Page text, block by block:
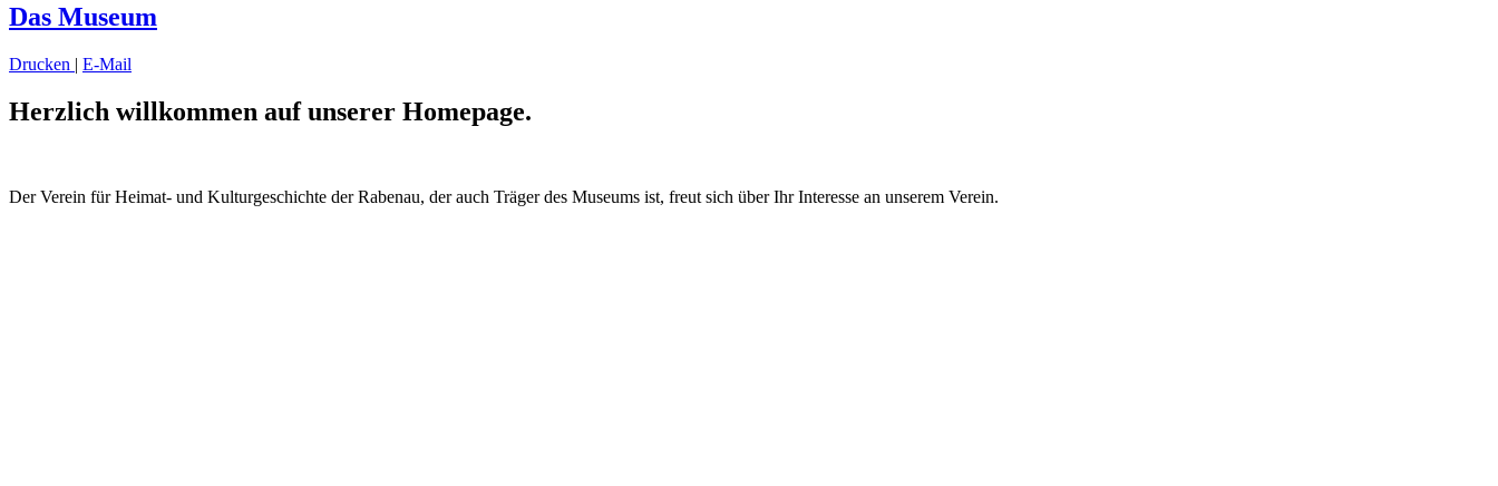
Das Museum
Drucken | E-Mail
Herzlich willkommen auf unserer Homepage.
Der Verein für Heimat- und Kulturgeschichte der Rabenau, derauch Träger des Museums ist, freut sich über Ihr Interesse an unserem Verein.